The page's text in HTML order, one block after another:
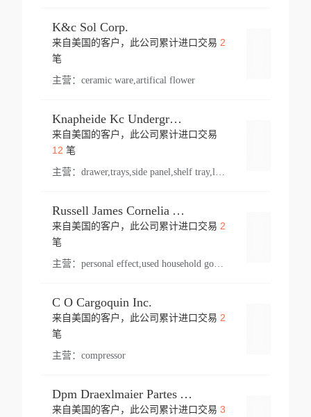
K&c Sol Corp.
来自美国的客户，此公司累计进口交易 2
笔
主营： ceramic ware,artifical flower
Knapheide Kc Underground
来自美国的客户，此公司累计进口交易
12 笔
主营：
Russell James Cornelia Arlington Va
来自美国的客户，此公司累计进口交易 2
笔
主营： personal effect,used household goods
C O Cargoquin Inc.
来自美国的客户，此公司累计进口交易 2
笔
主营： compressor
Dpm Draexlmaier Partes Automotrices Corr Ind Huejotzingo
来自美国的客户，此公司累计进口交易 3